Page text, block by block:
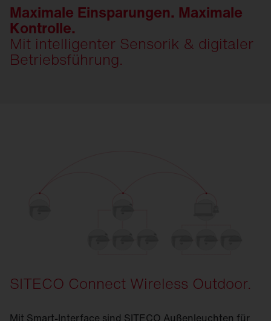
Maximale Einsparungen. Maximale
Kontrolle.
Mit intelligenter Sensorik & digitaler
Betriebsführung.
SITECO Connect Wireless Outdoor.
Mit Smart-Interface sind SITECO Außenleuchten für